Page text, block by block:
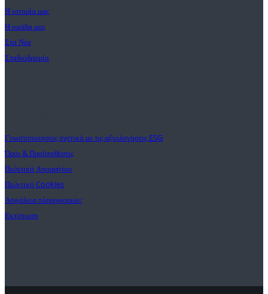
Η ιστορία μας
Η ομάδα μας
Στα Νέα
Σταδιοδρομία
Γνωστοποιήσεις σχετικά με τις αξιολογήσεις ESG
Όροι & Προϋποθέσεις
Πολιτική Απορρήτου
Πολιτική Cookies
Ασφάλεια πληροφοριών
Εκτύπωση